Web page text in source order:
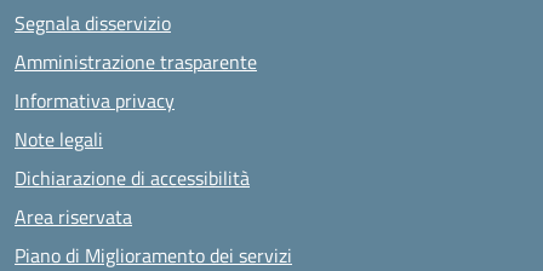
Segnala disservizio
Amministrazione trasparente
Informativa privacy
Note legali
Dichiarazione di accessibilità
Area riservata
Piano di Miglioramento dei servizi